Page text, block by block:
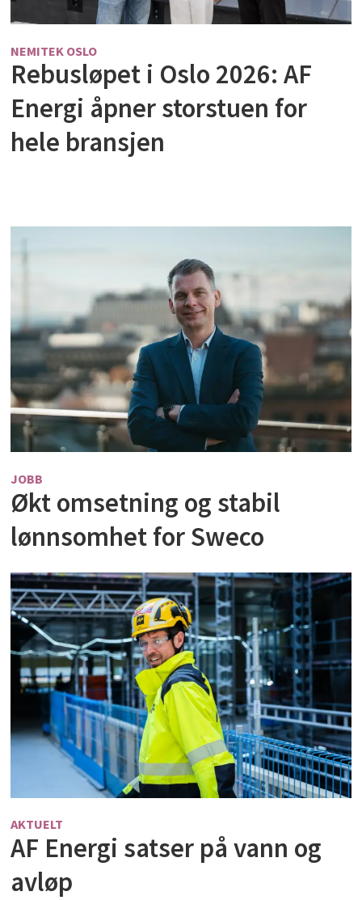
NEMITEK OSLO
Rebusløpet i Oslo 2026: AF
Energi åpner storstuen for
hele bransjen
JOBB
Økt omsetning og stabil
lønnsomhet for Sweco
AKTUELT
AF Energi satser på vann og
avløp